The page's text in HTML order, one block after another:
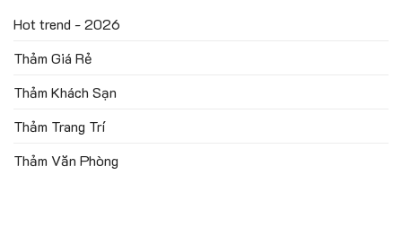
Hot trend - 2026
Thảm Giá Rẻ
Thảm Khách Sạn
Thảm Trang Trí
Thảm Văn Phòng